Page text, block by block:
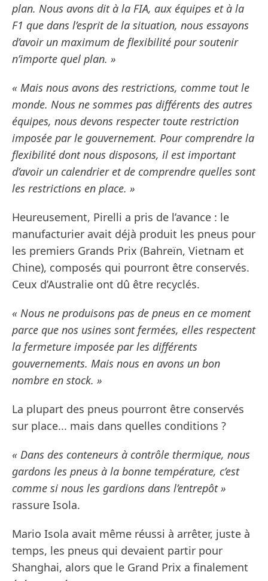
plan. Nous avons dit à la FIA, aux équipes et à la
F1 que dans l’esprit de la situation, nous essayons
d’avoir un maximum de flexibilité pour soutenir
n’importe quel plan. »
« Mais nous avons des restrictions, comme tout le
monde. Nous ne sommes pas différents des autres
équipes, nous devons respecter toute restriction
imposée par le gouvernement. Pour comprendre la
flexibilité dont nous disposons, il est important
d’avoir un calendrier et de comprendre quelles sont
les restrictions en place. »
Heureusement, Pirelli a pris de l’avance : le
manufacturier avait déjà produit les pneus pour
les premiers Grands Prix (Bahreïn, Vietnam et
Chine), composés qui pourront être conservés.
Ceux d’Australie ont dû être recyclés.
« Nous ne produisons pas de pneus en ce moment
parce que nos usines sont fermées, elles respectent
la fermeture imposée par les différents
gouvernements. Mais nous en avons un bon
nombre en stock. »
La plupart des pneus pourront être conservés
sur place... mais dans quelles conditions ?
« Dans des conteneurs à contrôle thermique, nous
gardons les pneus à la bonne température, c’est
comme si nous les gardions dans l’entrepôt »
rassure Isola.
Mario Isola avait même réussi à arrêter, juste à
temps, les pneus qui devaient partir pour
Shanghai, alors que le Grand Prix a finalement